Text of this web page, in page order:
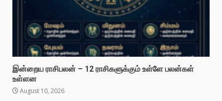
இன்றைய ராசிபலன் – 12 ராசிகளுக்கும் உள்ளே பலன்கள்
உள்ளன
August 10, 2026